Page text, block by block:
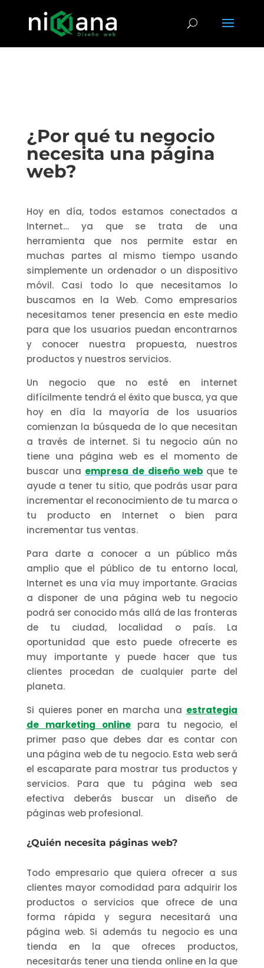
¿Por qué tu negocio
necesita una página
web?
Hoy en día, todos estamos conectados a
Internet… ya que se trata de una
herramienta que nos permite estar en
muchas partes al mismo tiempo usando
simplemente un ordenador o un dispositivo
móvil. Casi todo lo que necesitamos lo
buscamos en la Web. Como empresarios
necesitamos tener presencia en este medio
para que los usuarios puedan encontrarnos
y conocer nuestra propuesta, nuestros
productos y nuestros servicios.
Un negocio que no esté en internet
difícilmente tendrá el éxito que busca, ya que
hoy en día la mayoría de los usuarios
comienzan la búsqueda de lo que necesitan
a través de internet. Si tu negocio aún no
tiene una página web es el momento de
buscar una empresa de diseño web que te
ayude a tener tu sitio, que podrás usar para
incrementar el reconocimiento de tu marca o
tu producto en Internet o bien para
incrementar tus ventas.
Para darte a conocer a un público más
amplio que el público de tu entorno local,
Internet es una vía muy importante. Gracias
a disponer de una página web tu negocio
podrá ser conocido más allá de las fronteras
de tu ciudad, localidad o país. La
oportunidad que esto puede ofrecerte es
muy importante y puede hacer que tus
clientes procedan de cualquier parte del
planeta.
Si quieres poner en marcha una estrategia
de marketing onlinepara tu negocio, el
primer paso que debes dar es contar con
una página web de tu negocio. Esta web será
el escaparate para mostrar tus productos y
servicios. Para que tu página web sea
efectiva deberás buscar un diseño de
páginas web profesional.
¿Quién necesita páginas web?
Todo empresario que quiera ofrecer a sus
clientes mayor comodidad para adquirir los
productos o servicios que ofrece de una
forma rápida y segura necesitará una
página web. Si además tu negocio es una
tienda en la que ofreces productos,
necesitarás tener una tienda online en la que